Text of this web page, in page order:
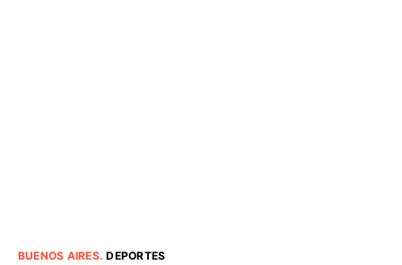
BUENOS AIRES.DEPORTES